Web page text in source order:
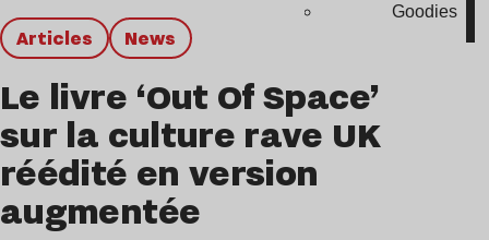
Goodies
Articles news
Le livre ‘Out Of Space’
sur la culture rave UK
réédité en version
augmentée